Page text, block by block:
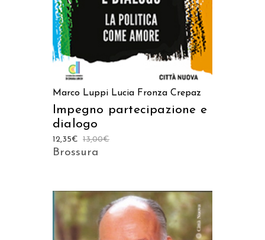
Marco Luppi Lucia Fronza Crepaz
Impegno partecipazione e
dialogo
13,00€
12,35€
Brossura